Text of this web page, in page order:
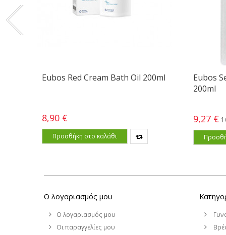
Eubos Red Cream Bath Oil 200ml
8,90 €
Προσθήκη στο καλάθι
Eubos
200ml
9,27 €
Ο λογαριασμός μου
Ο λογαριασμός μου
Οι παραγγελίες μου